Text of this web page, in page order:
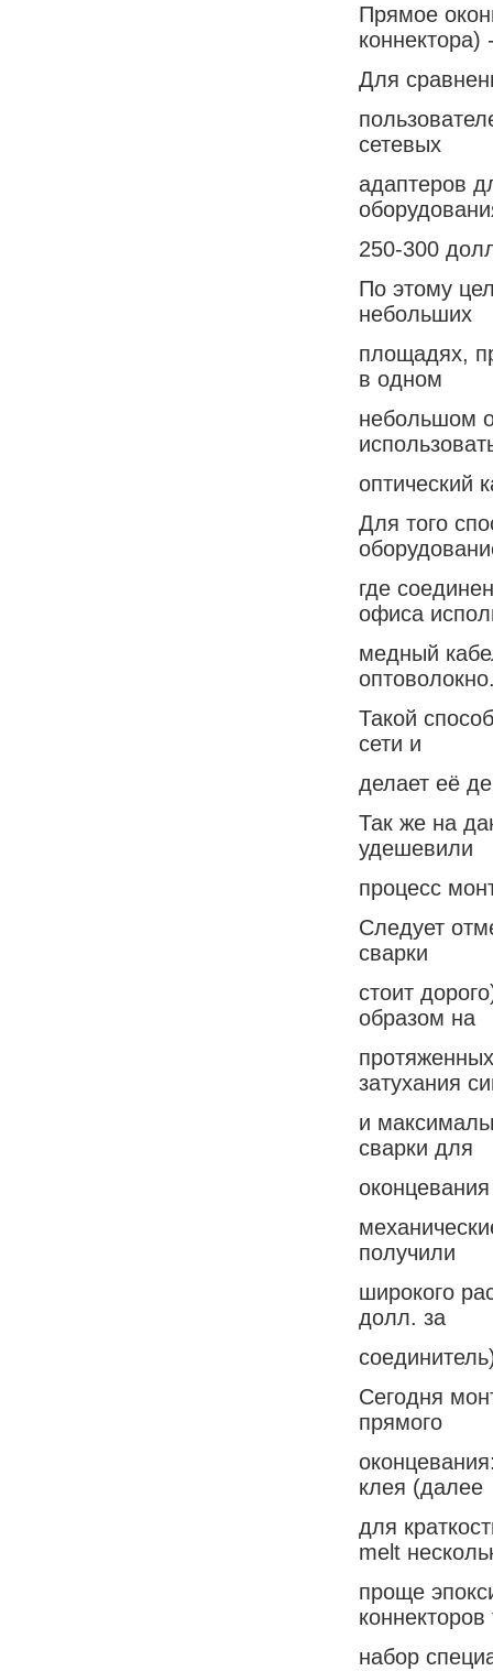
Прямое
коннектора)
Для
сетевых
адаптеров
250-300
По этому
небольших
площадях,
в одном
небольшом
оптический
Для того
где
офиса
медный
Такой
сети и
делает её
Так же на
удешевили
процесс
Следует
сварки
стоит
образом на
затухания
и
сварки для
получили
широкого
долл. за
Сегодня
прямого
клея (далее
для
melt
проще
коннекторов
набор